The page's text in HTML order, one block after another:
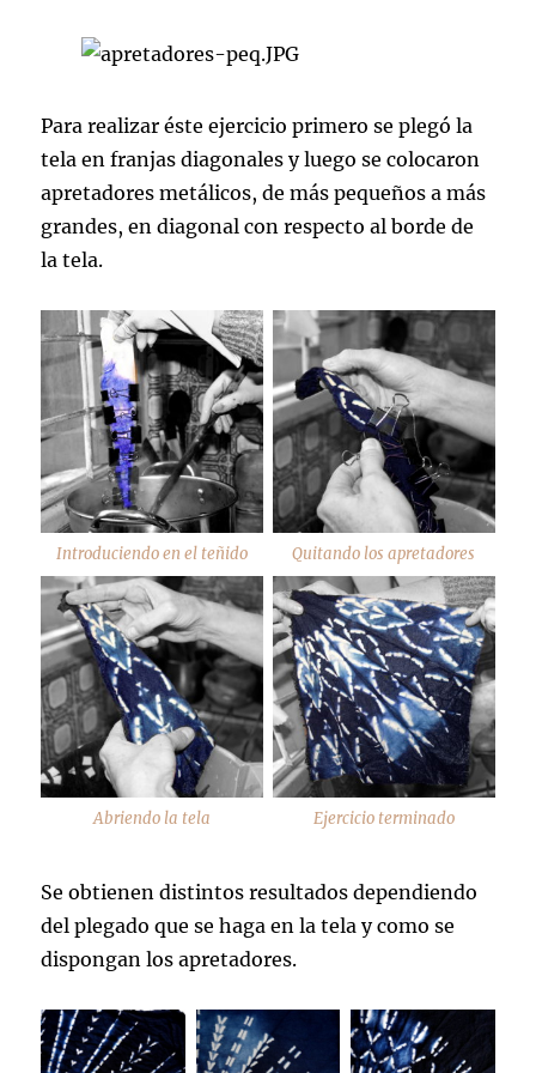
Para realizar éste ejercicio primero se plegó la
tela en franjas diagonales y luego se colocaron
apretadores metálicos, de más pequeños a más
grandes, en diagonal con respecto al borde de
la tela.
Introduciendo en el teñido Quitando los apretadores
Abriendo la tela Ejercicio terminado
Se obtienen distintos resultados dependiendo
del plegado que se haga en la tela y como se
dispongan los apretadores.